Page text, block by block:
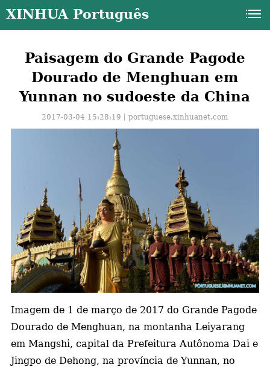
XINHUA Português
Paisagem do Grande Pagode
Dourado de Menghuan em
Yunnan no sudoeste da China
2017-03-04 15:28:19丨portuguese.xinhuanet.com
Imagem de 1 de março de 2017 do Grande Pagode
Dourado de Menghuan, na montanha Leiyarang
em Mangshi, capital da Prefeitura Autônoma Dai e
Jingpo de Dehong, na província de Yunnan, no